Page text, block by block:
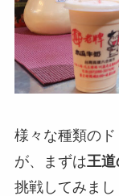
様々な種類の
が、まずは王道
挑戦してみま